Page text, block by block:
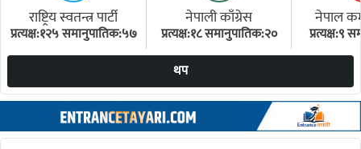
राष्ट्रिय स्वतन्त्र पार्टी
प्रत्यक्ष:१२५ समानुपातिक:५७
नेपाली काँग्रेस
प्रत्यक्ष:१८ समानुपातिक:२०
नेपाल
प्रत्यक्ष:९
थप